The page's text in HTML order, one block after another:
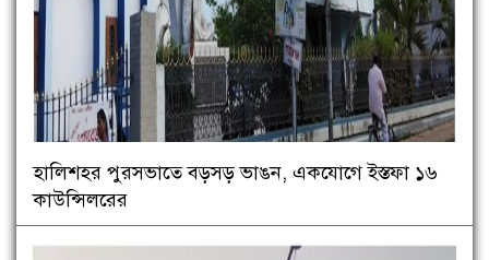
হালিশহর পুরসভাতে বড়সড় ভাঙন, একযোগে ইস্তফা ১৬
কাউন্সিলরের